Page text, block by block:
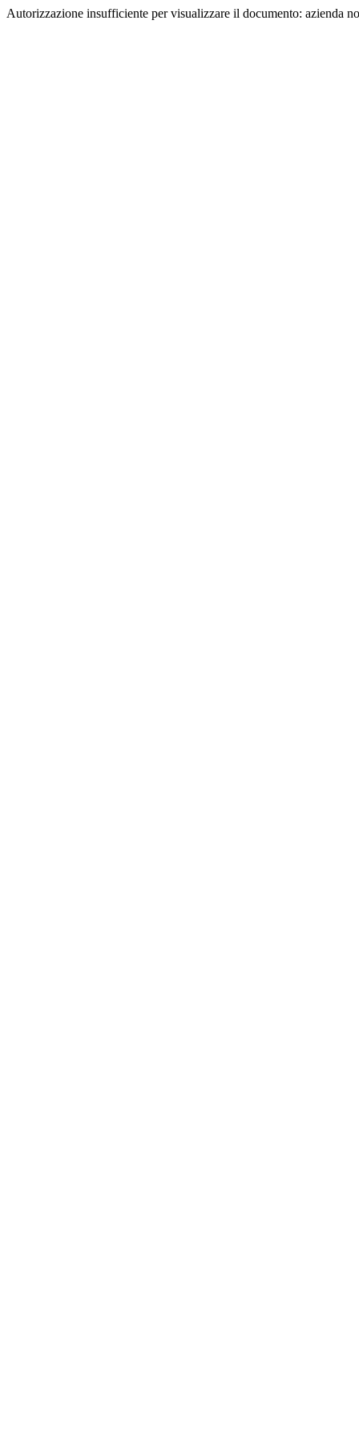
Autorizzazione insufficiente per visualizzare il documento: azienda